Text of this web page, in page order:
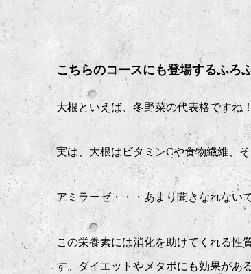
こちらのコースにも登場するふろ
大根といえば、冬野菜の代表格ですね
実は、大根はビタミンCや食物繊維、
アミラーゼ・・・あまり聞きなれない
この栄養素には消化を助けてくれる性
す。ダイエットやメタボにも効果があ